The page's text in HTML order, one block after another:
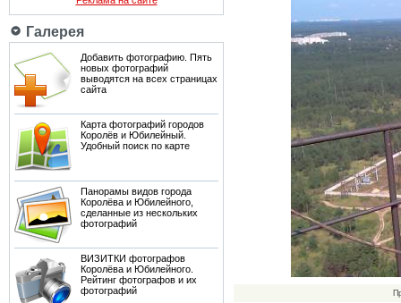
Галерея
Добавить фотографию. Пять
новых фотографий
выводятся на всех страницах
сайта
Карта фотографий городов
Королёв и Юбилейный.
Удобный поиск по карте
Панорамы видов города
Королёва и Юбилейного,
сделанные из нескольких
фотографий
ВИЗИТКИ фотографов
Королёва и Юбилейного.
Рейтинг фотографов и их
фотографий